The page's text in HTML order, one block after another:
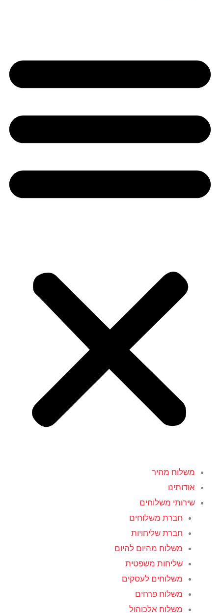
משלוח מהיר
אודותינו
שירותי משלוחים
חברת משלוחים
חברת שליחויות
משלוח מהיום להיום
שליחות משפטית
משלוחים לעסקים
משלוח פרחים
משלוח אלכוהול